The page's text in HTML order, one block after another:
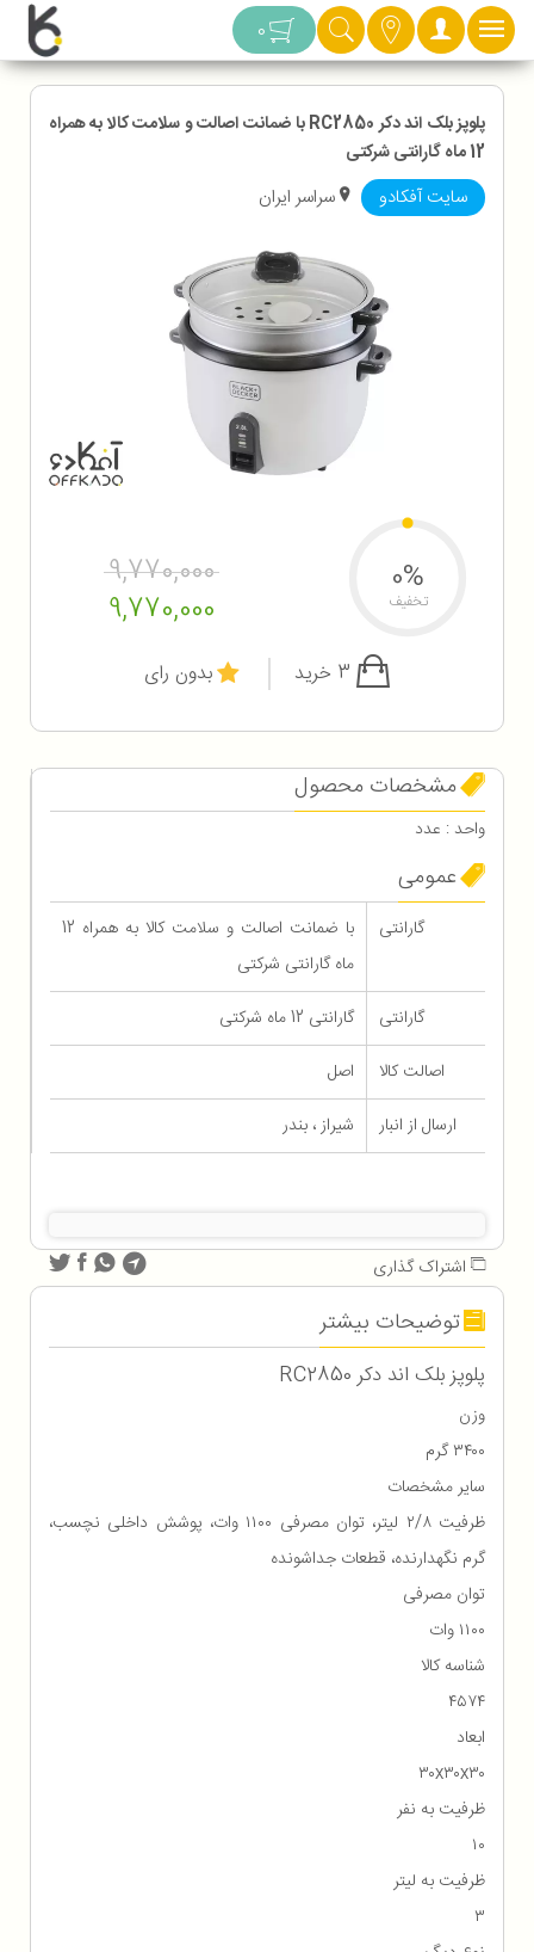
دسته بندی 0
پلوپز بلک اند دکر RC2850 با ضمانت اصالت و سلامت کالا به همراه
12 ماه گارانتی شرکتی
سایت آفکادو سراسر ایران
9,770,000
9,770,000
0%
تخفیف
بدون رای
مشخصات محصول
واحد : عدد
عمومی
گارانتی
با ضمانت اصالت و سلامت کالا به همراه 12
ماه گارانتی شرکتی
گارانتی
گارانتی 12 ماه شرکتی
اصالت کالا
اصل
ارسال از انبار
شیراز ، بندر
اشتراک گذاری
توضیحات بیشتر
پلوپز بلک اند دکر RC2850
وزن
۳۴۰۰ گرم
سایر مشخصات
ظرفیت ۲/۸ لیتر، توان مصرفی ۱۱۰۰ وات، پوشش داخلی نچسب،
گرم نگهدارنده، قطعات جداشونده
توان مصرفی
۱۱۰۰ وات
شناسه کالا
۴۵۷۴
ابعاد
۳۰x۳۰x۳۰
ظرفیت به نفر
۱۰
ظرفیت به لیتر
۳